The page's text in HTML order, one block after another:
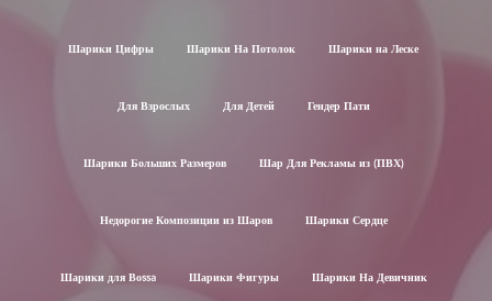
Шарики Цифры Шарики На Потолок Шарики на Леске
Для Взрослых Для Детей Гендер Пати
Шарики Больших Размеров Шар Для Рекламы из (ПВХ)
Недорогие Композиции из Шаров Шарики Сердце
Шарики для Воssa Шарики Фигуры Шарики На Девичник